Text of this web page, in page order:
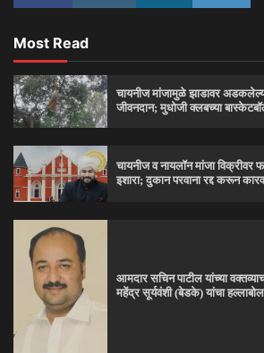
Most Read
चायनीज मांजामुळे झाडावर अडकलेल्या
जीवनदान; मुधोजी क्लबच्या
चायनीज व नायलॉन मांजा
इशारा; दुकान परवाना रद्द करून
आमदार सचिन पाटील यांच्या
महेंद्र सूर्यवंशी (बेडके) यांचा हल्लाबोल